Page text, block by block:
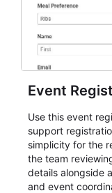
Event
Use this event
support
simplicity for the
the team
details alongside
and event